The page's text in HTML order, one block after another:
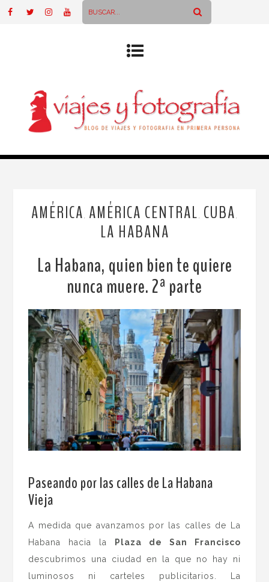
AMÉRICA AMÉRICA CENTRAL CUBA
LA HABANA
La Habana, quien bien te quiere
nunca muere. 2ª parte
Paseando por las calles de La Habana
Vieja
A medida que avanzamos por las calles de La
Habana hacia la
Plaza de San Francisco
descubrimos una ciudad en la que no hay ni
luminosos ni carteles publicitarios. La